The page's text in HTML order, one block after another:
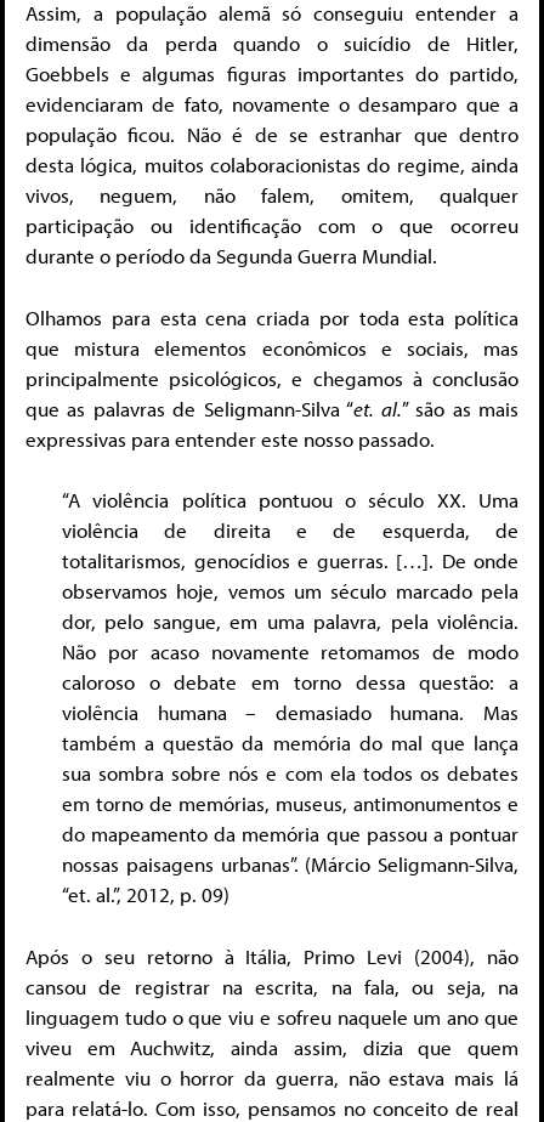
Assim, a população alemã só conseguiu entender a
dimensão da perda quando o suicídio de Hitler,
Goebbels e algumas figuras importantes do partido,
evidenciaram de fato, novamente o desamparo que a
população ficou. Não é de se estranhar que dentro
desta lógica, muitos colaboracionistas do regime, ainda
vivos, neguem, não falem, omitem, qualquer
participação ou identificação com o que ocorreu
durante o período da Segunda Guerra Mundial.
Olhamos para esta cena criada por toda esta política
que mistura elementos econômicos e sociais, mas
principalmente psicológicos, e chegamos à conclusão
que as palavras de Seligmann-Silva “et. al.” são as mais
expressivas para entender este nosso passado.
“A violência política pontuou o século XX. Uma
violência de direita e de esquerda, de
totalitarismos, genocídios e guerras. […]. De onde
observamos hoje, vemos um século marcado pela
dor, pelo sangue, em uma palavra, pela violência.
Não por acaso novamente retomamos de modo
caloroso o debate em torno dessa questão: a
violência humana – demasiado humana. Mas
também a questão da memória do mal que lança
sua sombra sobre nós e com ela todos os debates
em torno de memórias, museus, antimonumentos e
do mapeamento da memória que passou a pontuar
nossas paisagens urbanas”. (Márcio Seligmann-Silva,
“et. al.”, 2012, p. 09)
Após o seu retorno à Itália, Primo Levi (2004), não
cansou de registrar na escrita, na fala, ou seja, na
linguagem tudo o que viu e sofreu naquele um ano que
viveu em Auchwitz, ainda assim, dizia que quem
realmente viu o horror da guerra, não estava mais lá
para relatá-lo. Com isso, pensamos no conceito de real